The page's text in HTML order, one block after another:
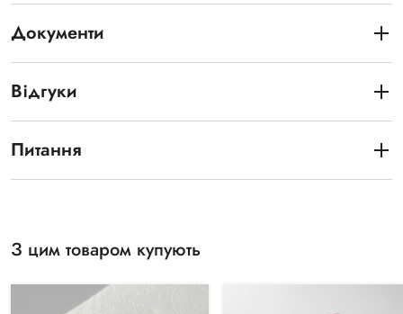
Документи
Відгуки
Питання
З цим товаром купують